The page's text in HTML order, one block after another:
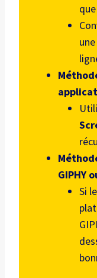
GIPHY
Si